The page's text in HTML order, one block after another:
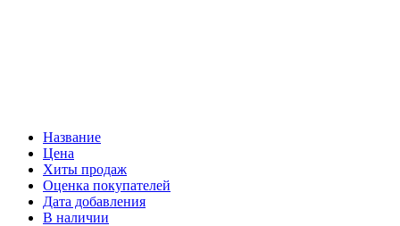
Название
Цена
Хиты продаж
Оценка покупателей
Дата добавления
В наличии